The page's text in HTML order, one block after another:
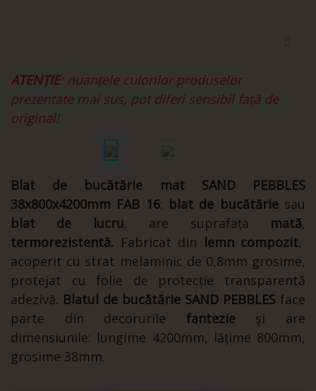
ATENȚIE: nuanțele culorilor produselor
prezentate mai sus, pot diferi sensibil față de
original!
Blat de bucătărie mat SAND PEBBLES
38x800x4200mm FAB 16: blat de bucătăriesau
blat de lucru, are suprafața mată,
termorezistentă. Fabricat din lemn compozit,
acoperit cu strat melaminic de 0,8mm grosime,
protejat cu folie de protecție transparentă
adezivă. Blatul de bucătărie SAND PEBBLES face
parte din decorurile fantezieși are
dimensiunile: lungime 4200mm, lățime 800mm,
grosime 38mm.